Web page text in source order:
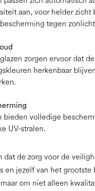
aan, voor helder zicht
tegen
zorgen ervoor dat de
herkenbaar
bieden volledige
UV-stralen.
dat de zorg voor de
en jezelf van het grootste
om niet alleen